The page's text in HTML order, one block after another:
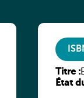
Titre :
État